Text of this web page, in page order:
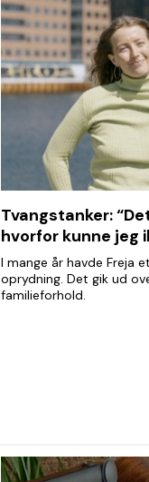
Tvangstanker:
hvorfor kunne jeg
I mange år havde Freja
oprydning. Det gik ud
familieforhold.